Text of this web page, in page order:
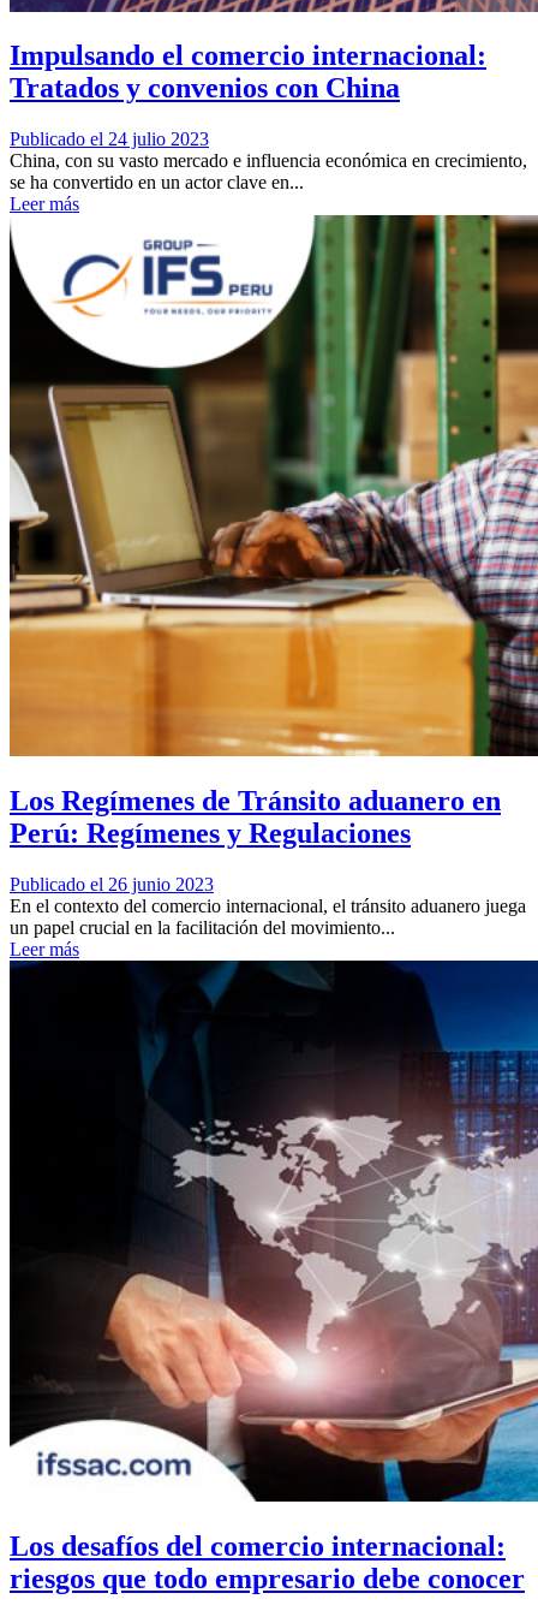
Impulsando el comercio internacional:
Tratados y convenios con China
Publicado el 24 julio 2023
China, con su vasto mercado e influencia económica en crecimiento,
se ha convertido en un actor clave en...
Leer más
Los Regímenes de Tránsito aduanero en
Perú: Regímenes y Regulaciones
Publicado el 26 junio 2023
En el contexto del comercio internacional, el tránsito aduanero juega
un papel crucial en la facilitación del movimiento...
Leer más
Los desafíos del comercio internacional:
riesgos que todo empresario debe conocer